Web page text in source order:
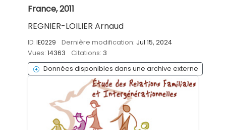
France, 2011
REGNIER-LOILIER Arnaud
ID: IE0229 Dernière modification: Jul 15, 2024
Vues: 14363 Citations: 3
Données disponibles dans une archive externe